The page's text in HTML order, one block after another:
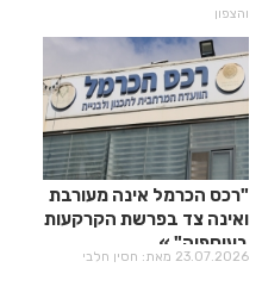
והצפון
"רכס הכרמל אינה מעורבת
ואינה צד בפרשת הקרקעות
בעוספיה"
23.07.2026 מאת: חסין חלבי